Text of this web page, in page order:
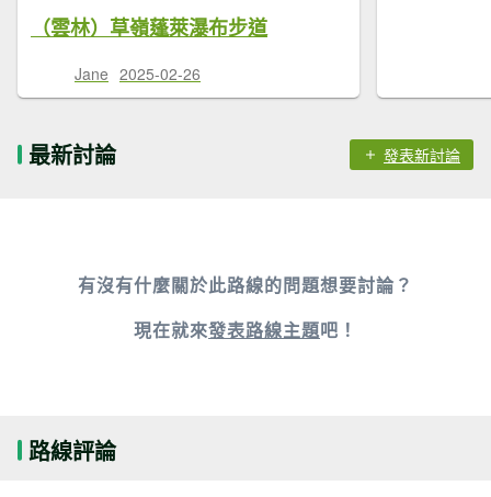
（雲林）草嶺蓬萊瀑布步道
Jane 2025-02-26
最新討論 發表新討論
有沒有什麼關於此路線的問題想要討論？
現在就來發表路線主題吧！
路線評論